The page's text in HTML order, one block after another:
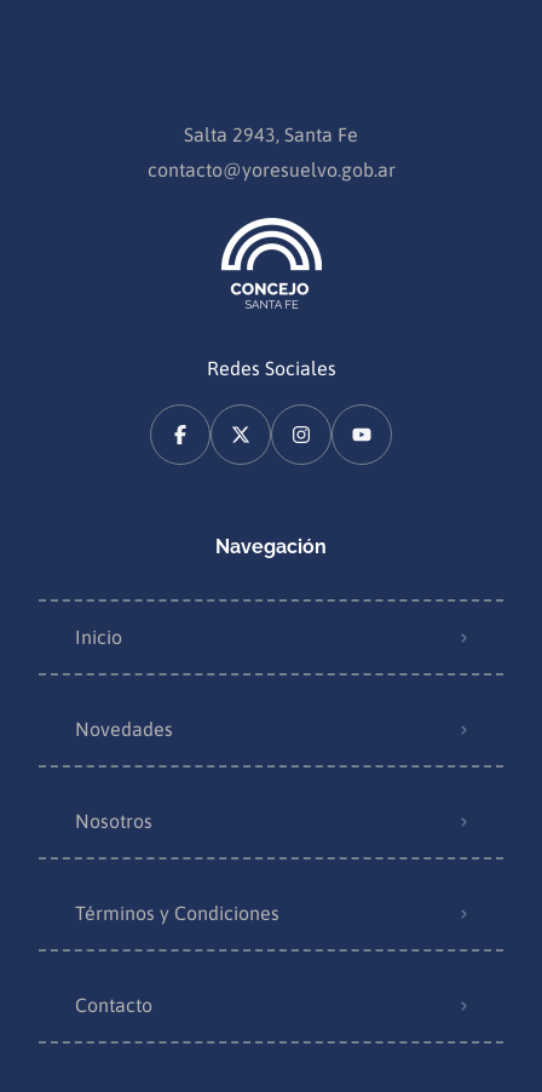
Salta 2943, Santa Fe
contacto@yoresuelvo.gob.ar
Redes Sociales
Navegación
Inicio
Novedades
Nosotros
Términos y Condiciones
Contacto